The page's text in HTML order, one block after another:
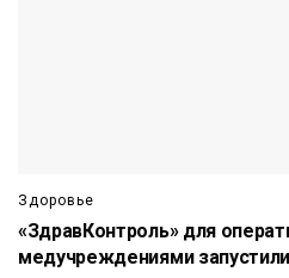
Здоровье
«ЗдравКонтроль» для
медучреждениями